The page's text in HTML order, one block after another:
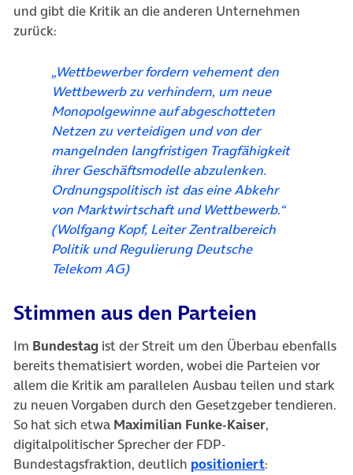
und gibt die Kritik an die anderen Unternehmen
zurück:
„Wettbewerber fordern vehement den
Wettbewerb zu verhindern, um neue
Monopolgewinne auf abgeschotteten
Netzen zu verteidigen und von der
mangelnden langfristigen Tragfähigkeit
ihrer Geschäftsmodelle abzulenken.
Ordnungspolitisch ist das eine Abkehr
von Marktwirtschaft und Wettbewerb.“
(Wolfgang Kopf, Leiter Zentralbereich
Politik und Regulierung Deutsche
Telekom AG)
Stimmen aus den Parteien
Im Bundestag ist der Streit um den Überbau ebenfalls
bereits thematisiert worden, wobei die Parteien vor
allem die Kritik am parallelen Ausbau teilen und stark
zu neuen Vorgaben durch den Gesetzgeber tendieren.
So hat sich etwa Maximilian Funke-Kaiser,
digitalpolitischer Sprecher der FDP-
Bundestagsfraktion, deutlich positioniert(öffnet in
: